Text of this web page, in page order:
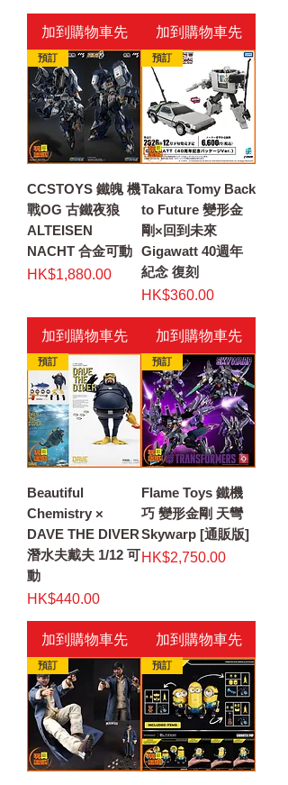
加到購物車先 加到購物車先
預訂
CCSTOYS 鐵魄 機
戰OG 古鐵夜狼
ALTEISEN
NACHT 合金可動
價格
HK$1,880.00
加到購物車先
預訂
Takara Tomy Back
to Future 變形金
剛×回到未來
Gigawatt 40週年
紀念 復刻
價格
HK$360.00
加到購物車先
預訂
Beautiful
Chemistry ×
DAVE THE DIVER
潛水夫戴夫 1/12 可
動
價格
HK$440.00
加到購物車先
預訂
Flame Toys 鐵機
巧 變形金剛 天彎
Skywarp [通販版]
價格
HK$2,750.00
加到購物車先
預訂 預訂